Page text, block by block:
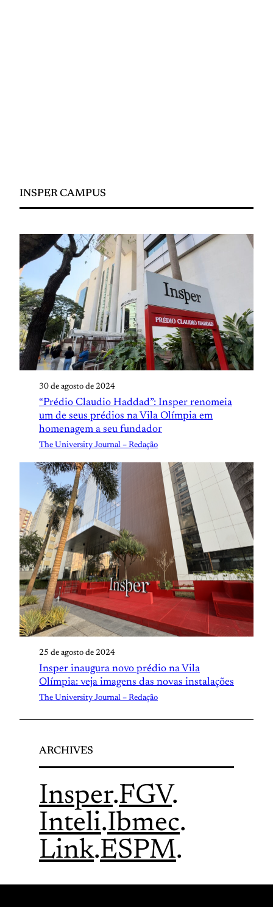
INSPER CAMPUS
30 de agosto de 2024
“Prédio Claudio Haddad”: Insper renomeia
um de seus prédios na Vila Olímpia em
homenagem a seu fundador
The University Journal – Redação
25 de agosto de 2024
Insper inaugura novo prédio na Vila
Olímpia: veja imagens das novas instalações
The University Journal – Redação
ARCHIVES
Insper.FGV.
Inteli.Ibmec.
Link.ESPM.